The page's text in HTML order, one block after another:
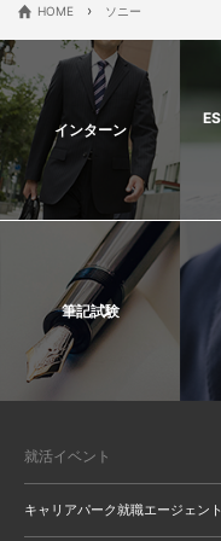
HOME › ソニー
インターン
筆記試験
就活イベント
キャリアパーク就職エージェント